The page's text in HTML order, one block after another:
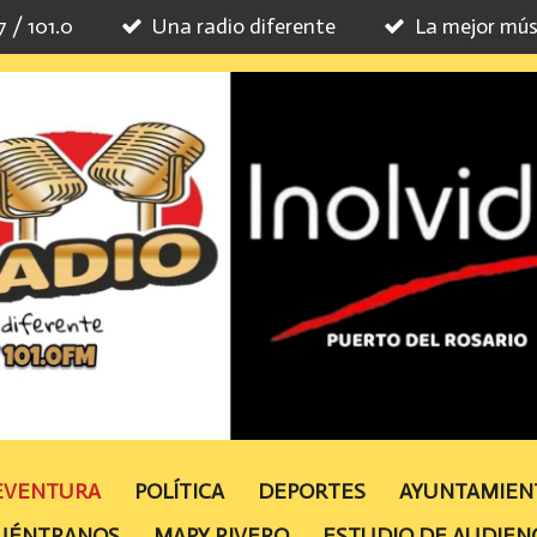
/ 101.0 Una radio diferente La mejor
POLÍTICA DEPORTES